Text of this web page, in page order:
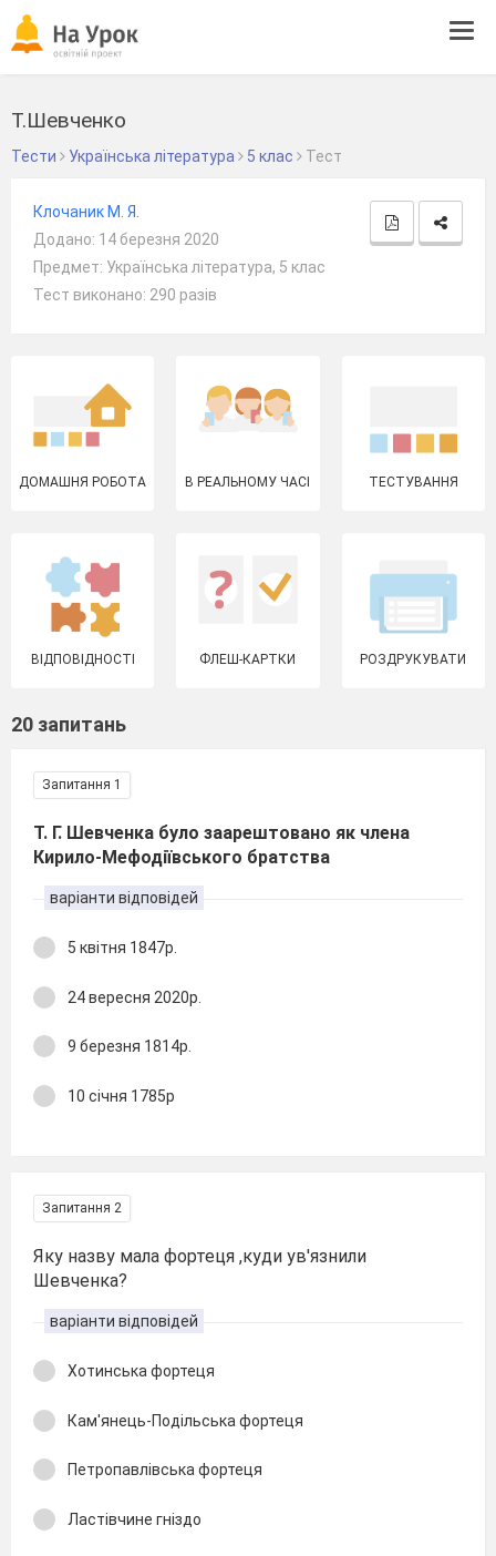
Т.Шевченко
Тести Українська література 5 клас Тест
Клочаник М. Я.
Додано: 14 березня 2020
Предмет: Українська література, 5 клас
Тест виконано: 290 разів
ДОМАШНЯ РОБОТА В РЕАЛЬНОМУ ЧАСІ ТЕСТУВАННЯ
ВІДПОВІДНОСТІ ФЛЕШ-КАРТКИ РОЗДРУКУВАТИ
20 запитань
Запитання 1
Т. Г. Шевченка було заарештовано як члена
Кирило-Мефодіївського братства
варіанти відповідей
5 квітня 1847р.
24 вересня 2020р.
9 березня 1814р.
10 січня 1785р
Запитання 2
Яку назву мала фортеця ,куди ув'язнили
Шевченка?
варіанти відповідей
Хотинська фортеця
Кам'янець-Подільська фортеця
Петропавлівська фортеця
Ластівчине гніздо